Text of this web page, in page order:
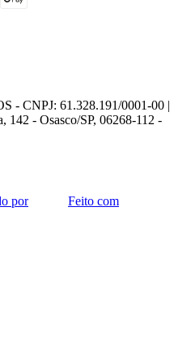
- CNPJ: 61.328.191/0001-00 |
142 - Osasco/SP, 06268-112 -
por Feito com